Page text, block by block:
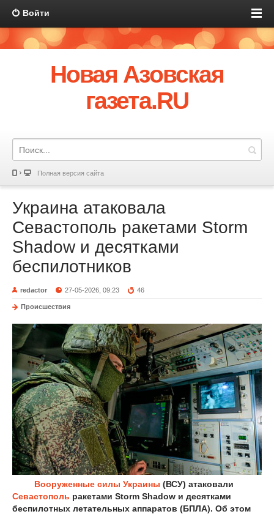
Войти
Новая Азовская
газета.RU
Полная версия сайта
Украина атаковала
Севастополь ракетами Storm
Shadow и десятками
беспилотников
redactor 27-05-2026, 09:23 46
Происшествия
Вооруженные силы Украины (ВСУ) атаковали
Севастополь ракетами Storm Shadow и десятками
беспилотных летательных аппаратов (БПЛА). Об этом